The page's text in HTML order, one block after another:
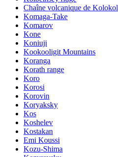
Chaîne volcanique de Kolokol
Komaga-Take
Komarov
Kone
Koniuji
Kookooligit Mountains
Koranga
Korath range
Koro
Korosi
Korovin
Koryaksky
Kos
Koshelev
Kostakan
Emi Koussi
Kozu-Shima